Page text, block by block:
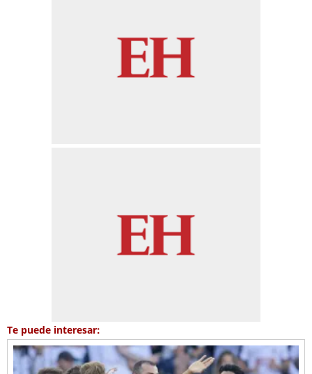
Te puede interesar: